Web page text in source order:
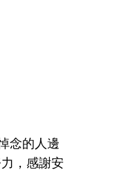
念的人邊
，感謝安